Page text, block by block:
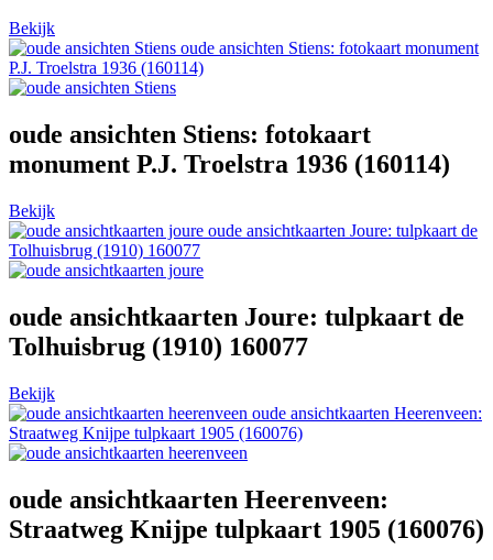
Bekijk
oude ansichten Stiens: fotokaart monument
P.J. Troelstra 1936 (160114)
oude ansichten Stiens: fotokaart
monument P.J. Troelstra 1936 (160114)
Bekijk
oude ansichtkaarten Joure: tulpkaart de
Tolhuisbrug (1910) 160077
oude ansichtkaarten Joure: tulpkaart de
Tolhuisbrug (1910) 160077
Bekijk
oude ansichtkaarten Heerenveen:
Straatweg Knijpe tulpkaart 1905 (160076)
oude ansichtkaarten Heerenveen:
Straatweg Knijpe tulpkaart 1905 (160076)